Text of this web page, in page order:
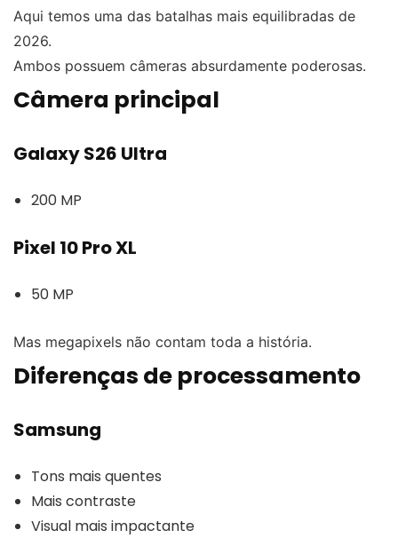
Aqui temos uma das batalhas mais equilibradas de
2026.
Ambos possuem câmeras absurdamente poderosas.
Câmera principal
Galaxy S26 Ultra
200 MP
Pixel 10 Pro XL
50 MP
Mas megapixels não contam toda a história.
Diferenças de processamento
Samsung
Tons mais quentes
Mais contraste
Visual mais impactante